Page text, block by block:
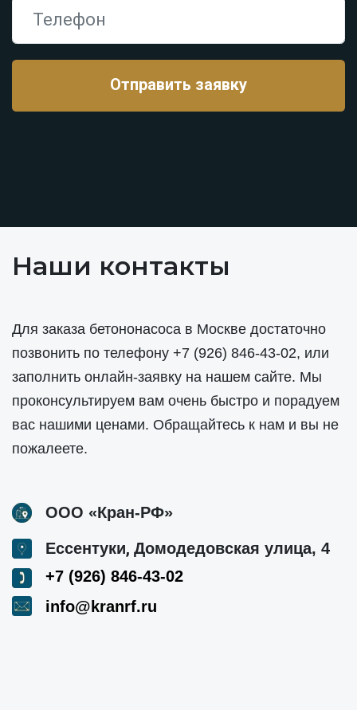
Наши контакты
Для заказа бетононасоса в Москве достаточно
позвонить по телефону +7 (926) 846-43-02, или
заполнить онлайн-заявку на нашем сайте. Мы
проконсультируем вам очень быстро и порадуем
вас нашими ценами. Обращайтесь к нам и вы не
пожалеете.
ООО «Кран-РФ»
Ессентуки, Домодедовская улица, 4
+7 (926) 846-43-02
info@kranrf.ru